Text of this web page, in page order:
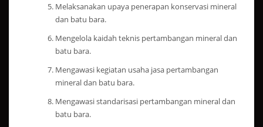
Melaksanakan upaya penerapan konservasi mineral
dan batu bara.
Mengelola kaidah teknis pertambangan mineral dan
batu bara.
Mengawasi kegiatan usaha jasa pertambangan
mineral dan batu bara.
Mengawasi standarisasi pertambangan mineral dan
batu bara.